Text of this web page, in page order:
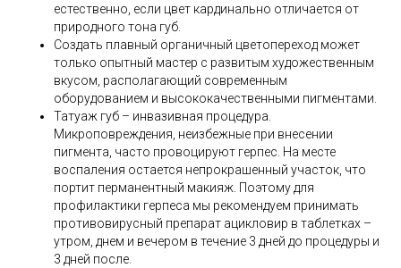
естественно, если цвет кардинально отличается от
природного тона губ.
Создать плавный органичный цветопереход может
только опытный мастер с развитым художественным
вкусом, располагающий современным
оборудованием и высококачественными пигментами.
Татуаж губ – инвазивная процедура.
Микроповреждения, неизбежные при внесении
пигмента, часто провоцируют герпес. На месте
воспаления остается непрокрашенный участок, что
портит перманентный макияж. Поэтому для
профилактики герпеса мы рекомендуем принимать
противовирусный препарат ацикловир в таблетках –
утром, днем и вечером в течение 3 дней до процедуры и
3 дней после.